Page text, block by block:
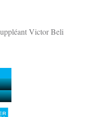
Victor Beli